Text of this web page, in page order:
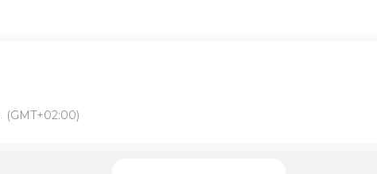
(GMT+02:00)